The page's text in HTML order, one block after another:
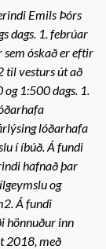
Emils Þórs
dags. 1. febrúar
óskað er eftir
til vesturs út að
1:500 dags. 1.
lóðarhafa
í íbúð. Á fundi
hafnað þar
og
Á fundi
hönnuður inn
2018, með